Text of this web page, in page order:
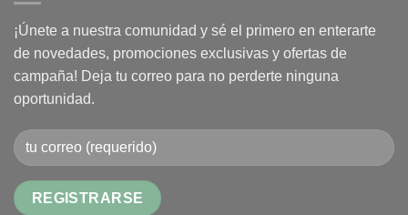
¡Únete a nuestra comunidad y sé el primero en enterarte
de novedades, promociones exclusivas y ofertas de
campaña! Deja tu correo para no perderte ninguna
oportunidad.